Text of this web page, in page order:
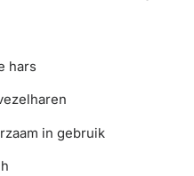
hars
in gebruik